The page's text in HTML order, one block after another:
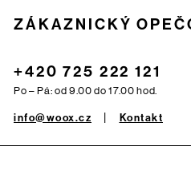
ZÁKAZNICKÝ
+420 725 222 121
Po – Pá: od 9.00 do 17.00 hod.
info@woox.cz Kontakt